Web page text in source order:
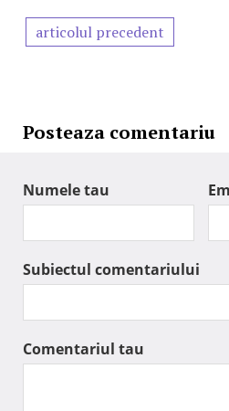
articolul precedent
Posteaza comentariu
Numele tau
Subiectul comentariului
Comentariul tau